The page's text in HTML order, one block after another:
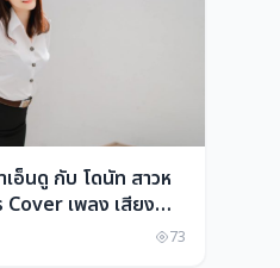
อ็นดู กับ โดนัท สาวห
เพลง เสียง
ดหูจริงๆ
73